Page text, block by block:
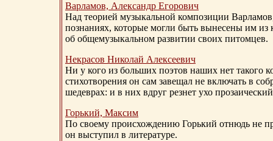
Варламов, Александр Егорович
Над теорией музыкальной композиции
познаниях, которые могли быть вынесены им из
об общемузыкальном развитии своих питомцев.
Некрасов Николай Алексеевич
Ни у кого из больших поэтов наших нет такого
стихотворения он сам завещал не включать в
шедеврах: и в них вдруг резнет ухо
Горький, Максим
По своему происхождению Горький отнюдь не
он выступил в литературе.